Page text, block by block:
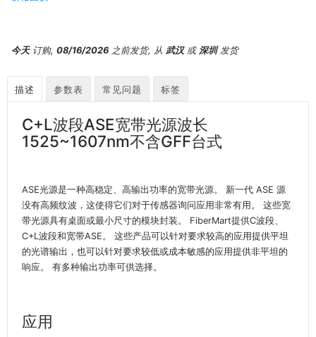
今天订购,08/16/2026 之前发货, 从武汉或 深圳发货
描述 参数表 常见问题 标签
C+L波段ASE宽带光源波长
1525~1607nm不含GFF台式
ASE光源是一种高稳定、高输出功率的宽带光源。 新一代 ASE 源
没有高频纹波，这使得它们对于传感器询问应用非常有用。 这些宽
带光源具有桌面或最小尺寸的模块封装。 FiberMart提供C波段、
C+L波段和宽带ASE。 这些产品可以针对要求较高的应用提供平坦
的光谱输出，也可以针对要求较低或成本敏感的应用提供非平坦的
响应。 有多种输出功率可供选择。
应用